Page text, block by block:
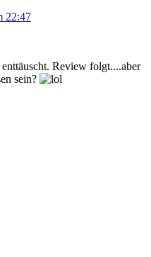
22:47
Review folgt....aber
sein?